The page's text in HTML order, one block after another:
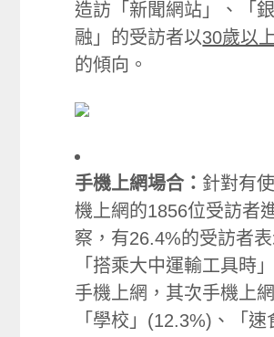
造訪「新聞網站」、「
融」的受訪者以30歲以上
的傾向。
手機上網場合： 針對有
機上網的1856位受訪者
察，有26.4%的受訪者
「搭乘大中運輸工具時
手機上網，其次手機上
「學校」(12.3%)、「速